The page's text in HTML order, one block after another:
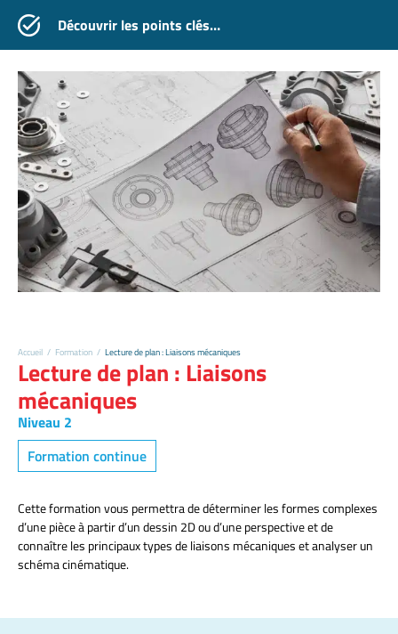
Découvrir les points clés…
Accueil / Formation / Lecture de plan : Liaisons mécaniques
Lecture de plan : Liaisons
mécaniques
Niveau 2
Formation continue
Cette formation vous permettra de déterminer les formes complexes
d’une pièce à partir d’un dessin 2D ou d’une perspective et de
connaître les principaux types de liaisons mécaniques et analyser un
schéma cinématique.